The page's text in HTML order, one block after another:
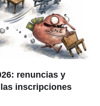
renuncias y
inscripciones